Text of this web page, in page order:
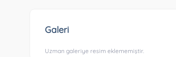
Galeri
Uzman galeriye resim eklememiştir.